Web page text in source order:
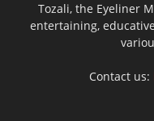
Tozali, the Eyeliner
entertaining,
Contact us: